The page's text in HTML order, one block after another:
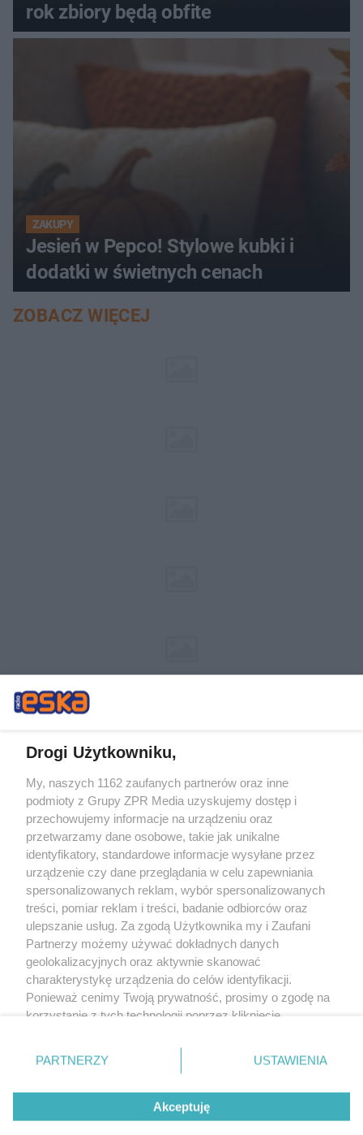
rok zbiory będą obfite
ZAKUPY
Jesień w Pepco! Stylowe kubki i
dodatki w świetnych cenach
ZOBACZ WIĘCEJ
Żaden utwór zamieszczony w serwisie nie może być powielany i
rozpowszechniany lub dalej rozpowszechniany w jakikolwiek sposób (w
tym także elektroniczny lub mechaniczny) na jakimkolwiek polu
eksploatacji w jakiejkolwiek formie, włącznie z umieszczaniem w Internecie
bez pisemnej zgody właściciela praw. Jakiekolwiek użycie lub
wykorzystanie utworów w całości lub w części z naruszeniem prawa, tzn.
bez właściwej zgody, jest zabronione pod groźbą kary i może być ścigane
prawnie.
O nas
Drogi Użytkowniku,
My, naszych 1162 zaufanych partnerów oraz inne
podmioty z Grupy ZPR Media uzyskujemy dostęp i
przechowujemy informacje na urządzeniu oraz
przetwarzamy dane osobowe, takie jak unikalne
identyfikatory, standardowe informacje wysyłane przez
urządzenie czy dane przeglądania w celu zapewniania
spersonalizowanych reklam, wybór spersonalizowanych
treści, pomiar reklam i treści, badanie odbiorców oraz
ulepszanie usług. Za zgodą Użytkownika my i Zaufani
Partnerzy możemy używać dokładnych danych
geolokalizacyjnych oraz aktywnie skanować
charakterystykę urządzenia do celów identyfikacji.
Ponieważ cenimy Twoją prywatność, prosimy o zgodę na
korzystanie z tych technologii poprzez kliknięcie
zmienić/wycofać klikając przycisk ustawień prywatności
znajdujący się w lewym dolnym rogu strony
rodzaje przetwarzania danych nie wymagają zgody
użytkownika, ale masz prawo sprzeciwić się takiemu
przetwarzaniu. Preferencje będą miały zastosowanie tylko
PARTNERZY USTAWIENIA
Akceptuję